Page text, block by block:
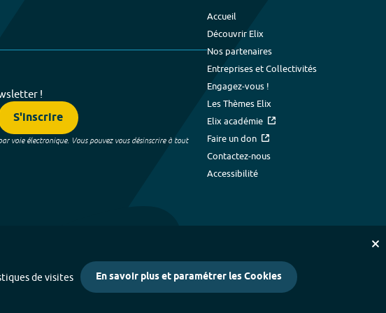
!
S'inscrire
voie électronique. Vous pouvez vous désinscrire à tout
Accueil
Découvrir Elix
Nos partenaires
Entreprises et Collectivités
Engagez-vous !
Les Thèmes Elix
Elix académie
Faire un don
Contactez-nous
Accessibilité
de visites En savoir plus et paramétrer les Cookies